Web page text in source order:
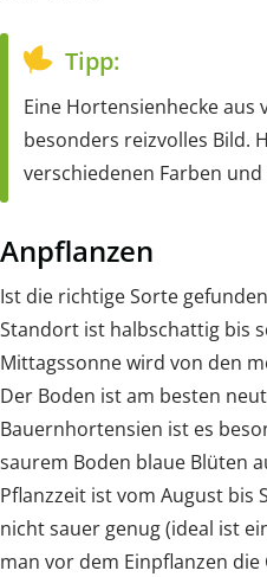
Tipp:
Eine Hortensienhecke aus
besonders reizvolles Bild.
verschiedenen Farben
Anpflanzen
Ist die richtige Sorte
Standort ist halbschattig bis
Mittagssonne wird von den
Der Boden ist am besten
Bauernhortensien ist es
saurem Boden blaue Blüten
Pflanzzeit ist vom August bis
nicht sauer genug (ideal ist
man vor dem Einpflanzen